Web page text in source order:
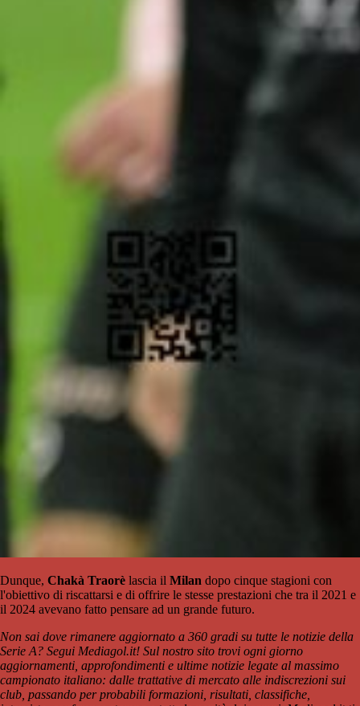
Dunque, Chakà Traorè lascia il Milan dopo cinque stagioni con
l'obiettivo di riscattarsi e di offrire le stesse prestazioni che tra il 2021 e
il 2024 avevano fatto pensare ad un grande futuro.
Non sai dove rimanere aggiornato a 360 gradi su tutte le notizie della
Serie A? Segui Mediagol.it! Sul nostro sito trovi ogni giorno
aggiornamenti, approfondimenti e ultime notizie legate al massimo
campionato italiano: dalle trattative di mercato alle indiscrezioni sui
club, passando per probabili formazioni, risultati, classifiche,